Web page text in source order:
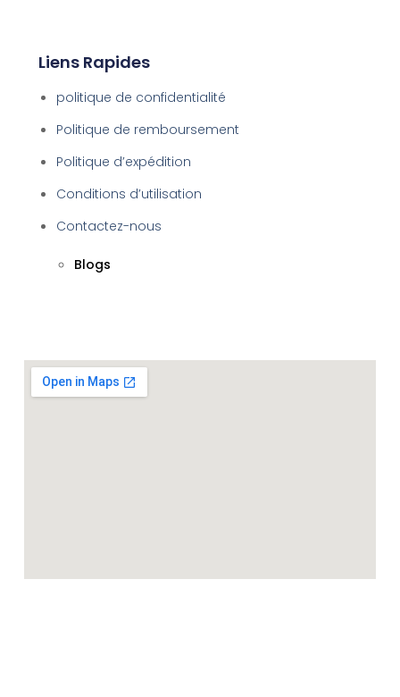
Liens Rapides
politique de confidentialité
Politique de remboursement
Politique d’expédition
Conditions d’utilisation
Contactez-nous
Blogs